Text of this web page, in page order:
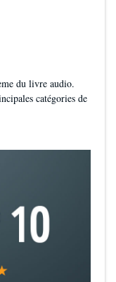
du livre audio.
catégories de